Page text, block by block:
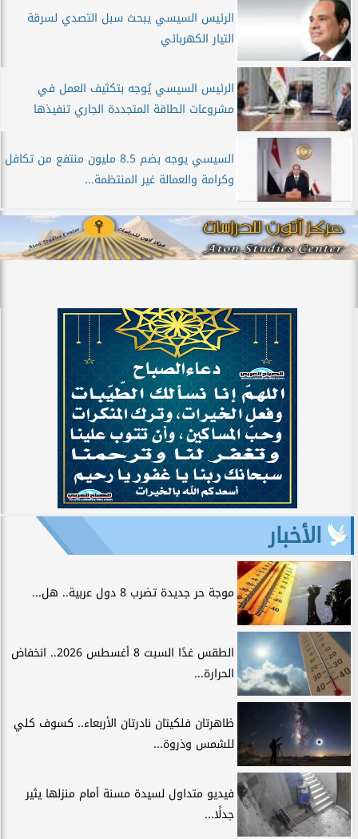
الرئيس السيسي يبحث سبل التصدي لسرقة
التيار الكهربائي
الرئيس السيسي يُوجه بتكثيف العمل في
مشروعات الطاقة المتجددة الجاري تنفيذها
السيسي يوجه بضم 8.5 مليون منتفع من تكافل
وكرامة والعمالة غير المنتظمة...
الأخبار
موجة حر جديدة تضرب 8 دول عربية.. هل...
الطقس غدًا السبت 8 أغسطس 2026.. انخفاض
الحرارة...
ظاهرتان فلكيتان نادرتان الأربعاء.. كسوف كلي
للشمس وذروة...
فيديو متداول لسيدة مسنة أمام منزلها يثير
جدلًا...